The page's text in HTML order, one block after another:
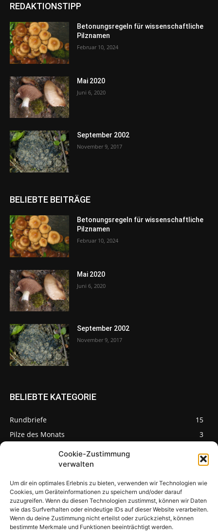
Cookie-Zustimmung
verwalten
Um dir ein optimales Erlebnis zu bieten, verwenden wir Technologien wie
Cookies, um Geräteinformationen zu speichern und/oder darauf
zuzugreifen. Wenn du diesen Technologien zustimmst, können wir Daten
wie das Surfverhalten oder eindeutige IDs auf dieser Website verarbeiten.
Wenn du deine Zustimmung nicht erteilst oder zurückziehst, können
bestimmte Merkmale und Funktionen beeinträchtigt werden.
REDAKTIONSTIPP
Betonungsregeln für wissenschaftliche
Pilznamen
Februar 10, 2024
Mai 2020
Juni 6, 2020
September 2002
November 9, 2017
BELIEBTE BEITRÄGE
Betonungsregeln für wissenschaftliche
Pilznamen
Februar 10, 2024
Mai 2020
Juni 6, 2020
September 2002
November 9, 2017
BELIEBTE KATEGORIE
Rundbriefe
15
Pilze des Monats
3
Pilzseite
Seltene Pilze aus
Mainfranken und
Deutschland